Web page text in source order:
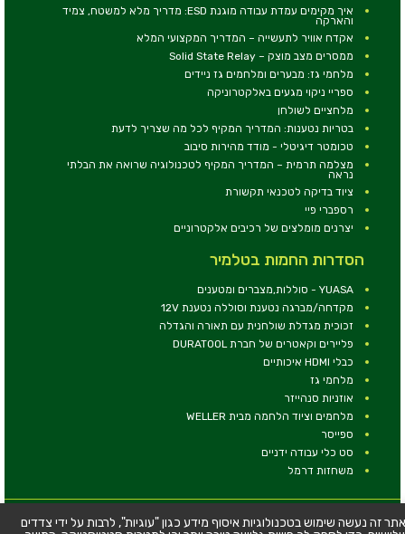
איך מקימים עמדת עבודה מוגנת ESD: מדריך מלא למשטח, צמיד
והארקה
אקדח אוויר לתעשייה – המדריך המקצועי המלא
ממסרים מצב מוצק – Solid State Relay
מלחמי גז: מבערים ומלחמים גז ניידים
ספריי ניקוי מגעים באלקטרוניקה
מלחציים לשולחן
בטריות נטענות: המדריך המקיף לכל מה שצריך לדעת
טכומטר דיגיטלי - מודד מהירות סיבוב
מצלמה תרמית – המדריך המקיף לטכנולוגיה שרואה את הבלתי
נראה
ציוד בדיקה לטכנאי תקשורת
רספברי פיי
יצרנים מומלצים של רכיבים אלקטרוניים
הסדרות החמות בטלמיר
YUASA - סוללות,מצברים ומטענים
מקדחה/מברגה נטענת וסוללה נטענת 12V
זכוכית מגדלת שולחנית עם תאורה והגדלה
פליירים וקאטרים של חברת DURATOOL
כבלי HDMI איכותיים
מלחמי גז
אוזניות סנהייזר
מלחמים וציוד הלחמה מבית WELLER
ספייסר
סט כלי עבודה ידניים
משחזות דרמל
© כל הזכויות שמורות - טלמיר אלקטרוניקה בע''מ
זה נעשה שימוש בטכנולוגיות איסוף מידע כגון "עוגיות", לרבות על ידי צדדים